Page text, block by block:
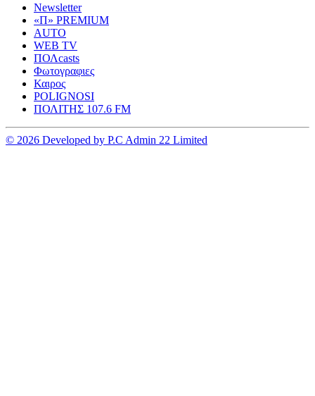
Newsletter
«Π» PREMIUM
AUTO
WEB TV
ΠΟΛcasts
Φωτογραφιες
Καιρος
POLIGNOSI
ΠΟΛΙΤΗΣ 107.6 FM
© 2026 Developed by P.C Admin 22 Limited